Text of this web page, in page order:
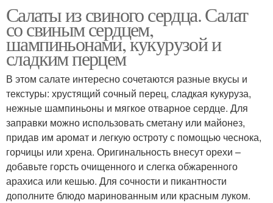
Салаты из свиного сердца. Салат
со свиным сердцем,
шампиньонами, кукурузой и
сладким перцем
В этом салате интересно сочетаются разные вкусы и
текстуры: хрустящий сочный перец, сладкая кукуруза,
нежные шампиньоны и мягкое отварное сердце. Для
заправки можно использовать сметану или майонез,
придав им аромат и легкую остроту с помощью чеснока,
горчицы или хрена. Оригинальность внесут орехи –
добавьте горсть очищенного и слегка обжаренного
арахиса или кешью. Для сочности и пикантности
дополните блюдо маринованным или красным луком.